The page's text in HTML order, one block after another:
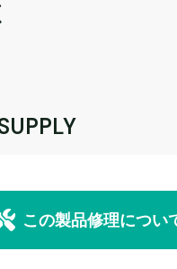
この製品修理につい